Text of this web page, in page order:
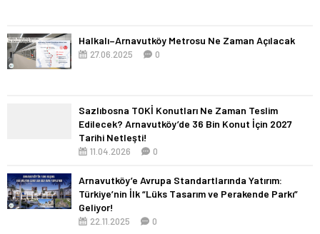
Halkalı–Arnavutköy Metrosu Ne Zaman Açılacak
27.06.2025 0
Sazlıbosna TOKİ Konutları Ne Zaman Teslim
Edilecek? Arnavutköy’de 36 Bin Konut İçin 2027
Tarihi Netleşti!
11.04.2026 0
Arnavutköy’e Avrupa Standartlarında Yatırım:
Türkiye’nin İlk “Lüks Tasarım ve Perakende Parkı”
Geliyor!
22.11.2025 0